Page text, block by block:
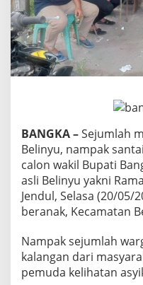
a
r
e
n
a
i
a
n
J
e
n
d
l
BANGKA –Sejumlah
Belinyu, nampak
calon wakil Bupati
asli Belinyu yakni
Jendul, Selasa (20/05/
beranak, Kecamatan
Nampak sejumlah
kalangan dari
pemuda kelihatan